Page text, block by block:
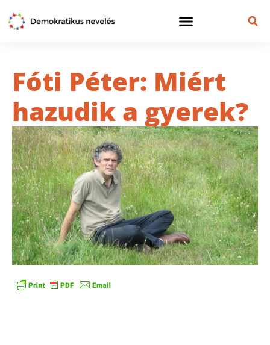
Fóti Péter: Miért
hazudik a gyerek?